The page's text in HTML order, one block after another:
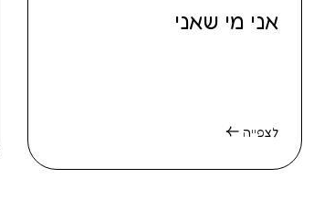
אני מי שאני
לצפייה